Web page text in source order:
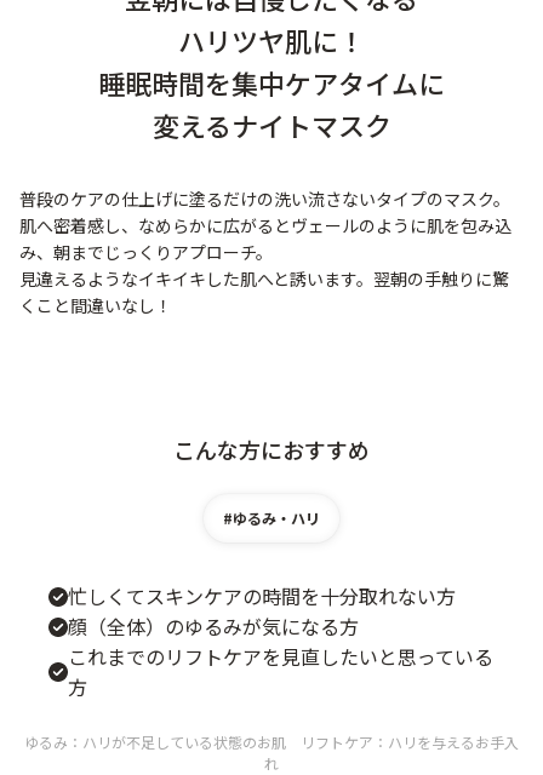
日焼け
お悩みから探す TOP
トライアルキット
キャンペーン情報
ハリツヤ肌に！
睡眠時間を集中ケアタイムに
変えるナイトマスク
普段のケアの仕上げに塗るだけの洗い流さないタイプのマスク。
肌へ密着感し、なめらかに広がるとヴェールのように肌を包み込
み、朝までじっくりアプローチ。
見違えるようなイキイキした肌へと誘います。翌朝の手触りに驚
くこと間違いなし！
こんな方におすすめ
#ゆるみ・ハリ
忙しくてスキンケアの時間を十分取れない方
顔（全体）のゆるみが気になる方
これまでのリフトケアを見直したいと思っている
方
ゆるみ：ハリが不足している状態のお肌 リフトケア：ハリを与えるお手入
れ